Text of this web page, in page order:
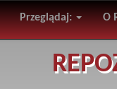
Przeglądaj: O